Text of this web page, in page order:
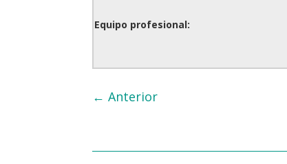
Equipo profesional:
←Anterior